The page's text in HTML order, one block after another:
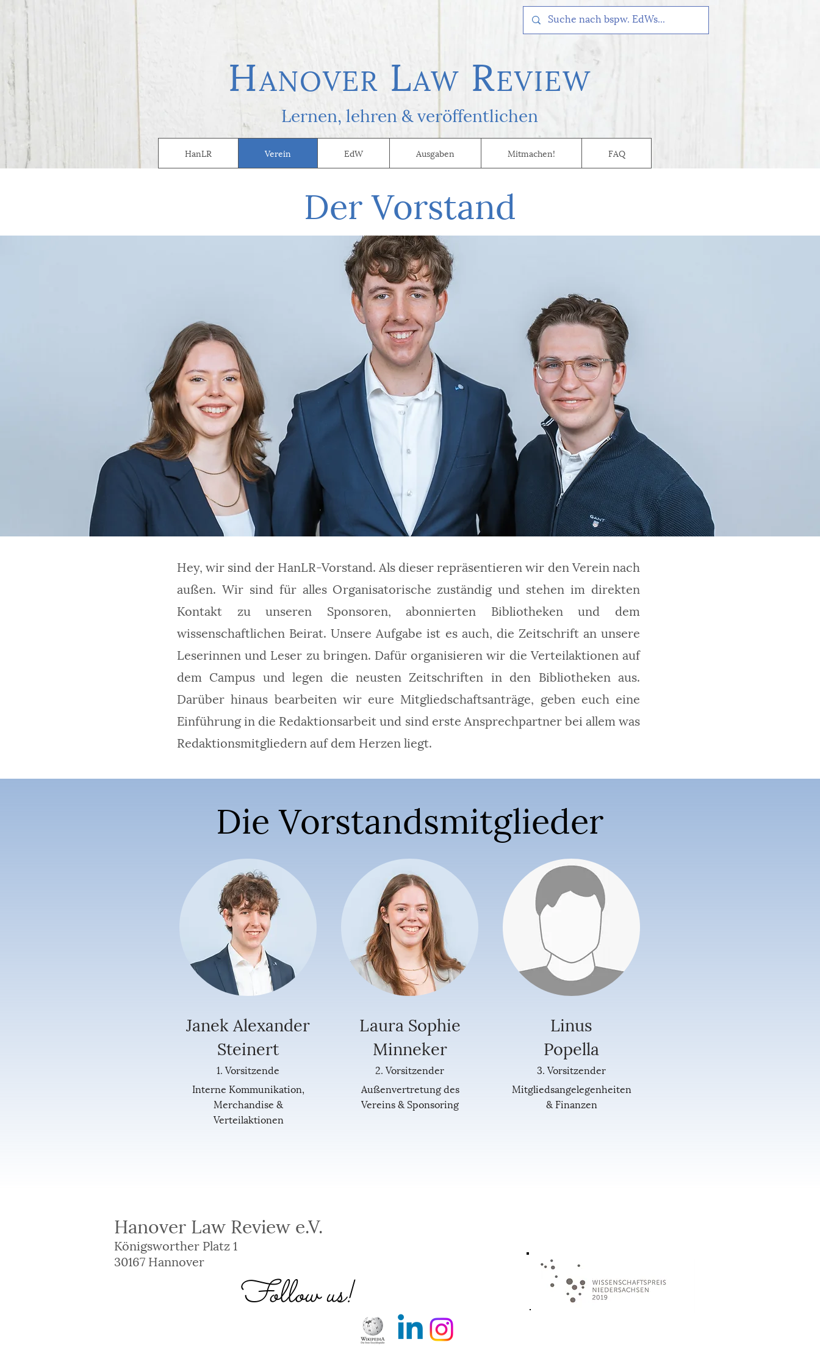
HanLR Verein EdW Ausgaben Mitmachen! FAQ
HANOVER LAW REVIEW
Lernen, lehren & veröffentlichen
Der Vorstand
Hey, wir sind der HanLR-Vorstand. Als dieser repräsentieren wir den Verein nach
außen. Wir sind für alles Organisatorische zuständig und stehen im direkten
Kontakt zu unseren Sponsoren, abonnierten Bibliotheken und dem
wissenschaftlichen Beirat. Unsere Aufgabe ist es auch, die Zeitschrift an unsere
Leserinnen und Leser zu bringen. Dafür organisieren wir die Verteilaktionen auf
dem Campus und legen die neusten Zeitschriften in den Bibliotheken aus.
Darüber hinaus bearbeiten wir eure Mitgliedschaftsanträge, geben euch eine
Einführung in die Redaktionsarbeit und sind erste Ansprechpartner bei allem was
Redaktionsmitgliedern auf dem Herzen liegt.
Die Vorstandsmitglieder
Steinert
Janek Alexander
1. Vorsitzende
Interne Kommunikation,
Merchandise &
Verteilaktionen
Minneker
Laura Sophie
2. Vorsitzender
Außenvertretung des
Vereins & Sponsoring
Popella
Linus
3. Vorsitzender
Mitgliedsangelegenheiten
& Finanzen
Hanover Law Review e.V.
Königsworther Platz 1
30167 Hannover
Follow us!